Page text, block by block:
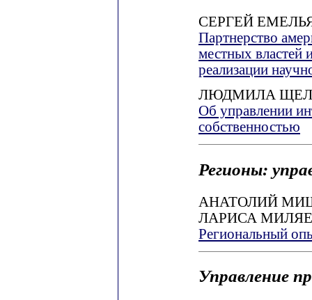
СЕРГЕЙ
Партнерство
местных властей
реализации
ЛЮДМИЛА
Об управлении
собственностью
Регионы:
АНАТОЛИЙ
ЛАРИСА
Региональный
Управление